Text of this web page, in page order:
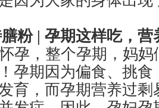
粉 | 孕期这样吃，营
孕，整个孕期，妈妈
孕期因为偏食、挑
育，而孕期营养过剩